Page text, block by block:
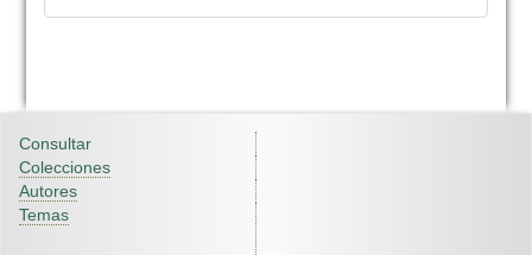
Consultar
Colecciones
Autores
Temas